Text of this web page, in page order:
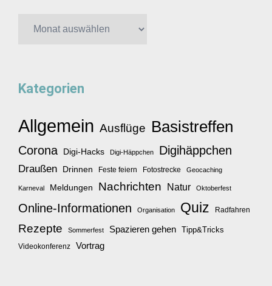
Kategorien
Allgemein Ausflüge Basistreffen
Corona Digi-Hacks Digi-Häppchen Digihäppchen
Draußen Drinnen Feste feiern Fotostrecke Geocaching
Karneval Meldungen Nachrichten Natur Oktoberfest
Online-Informationen Organisation Quiz Radfahren
Rezepte Sommerfest Spazieren gehen Tipp&Tricks
Videokonferenz Vortrag